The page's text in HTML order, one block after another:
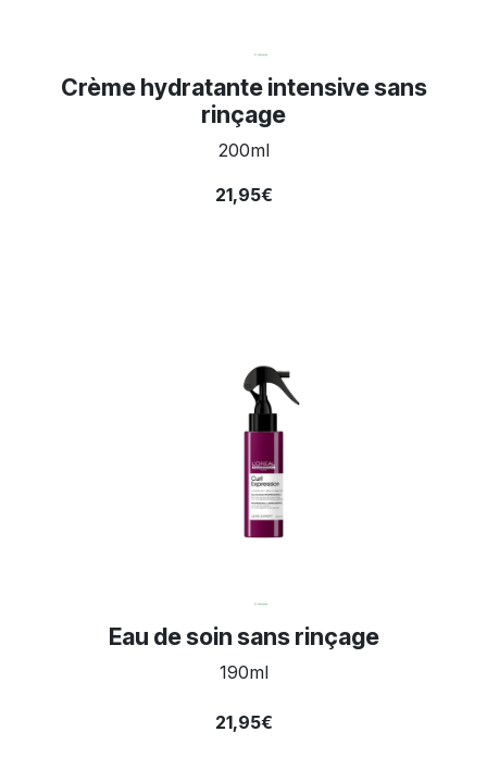
Crème hydratante intensive sans
rinçage
200ml
21,95€
Eau de soin sans rinçage
190ml
21,95€